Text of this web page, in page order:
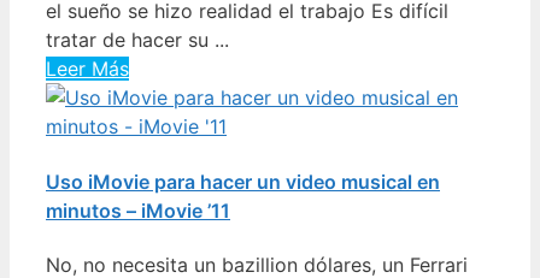
el sueño se hizo realidad el trabajo Es difícil
tratar de hacer su ...
Leer Más
Uso iMovie para hacer un video musical en
minutos – iMovie ’11
No, no necesita un bazillion dólares, un Ferrari